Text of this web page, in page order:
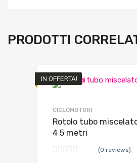
PRODOTTI
IN OFFERTA!
CICLOMOTORI
Rotolo tubo
4 5 metri
(0 reviews)